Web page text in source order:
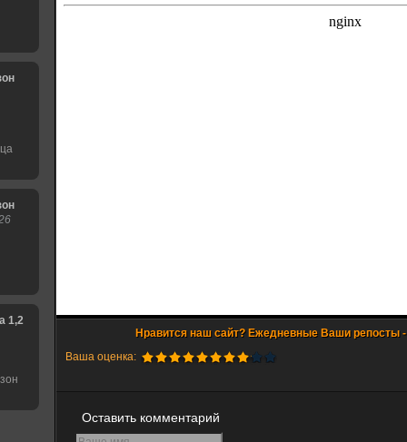
Ваша оценка:
Оставить комментарий
сезон